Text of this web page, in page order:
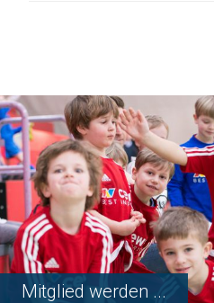
Mitglied werden ...